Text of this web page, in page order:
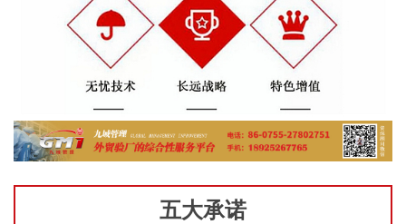
五大承诺